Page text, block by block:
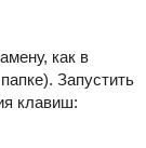
как в
Запустить
клавиш: